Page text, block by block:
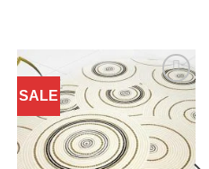
SALE
Добавить
в
избранное